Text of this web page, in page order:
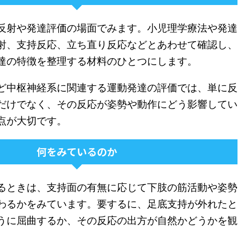
射や発達評価の場面でみます。小児理学療法や発達
、支持反応、立ち直り反応などとあわせて確認し、
の特徴を整理する材料のひとつにします。
中枢神経系に関連する運動発達の評価では、単に反
けでなく、その反応が姿勢や動作にどう影響してい
大切です。
何をみているのか
ときは、支持面の有無に応じて下肢の筋活動や姿勢
るかをみています。要するに、足底支持が外れたと
に屈曲するか、その反応の出方が自然かどうかを観